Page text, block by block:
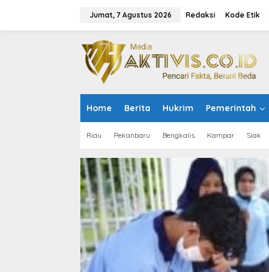
Jumat, 7 Agustus 2026 Redaksi Kode Etik
Home Berita Hukrim Pemerintah
Riau Pekanbaru Bengkalis Kampar Siak